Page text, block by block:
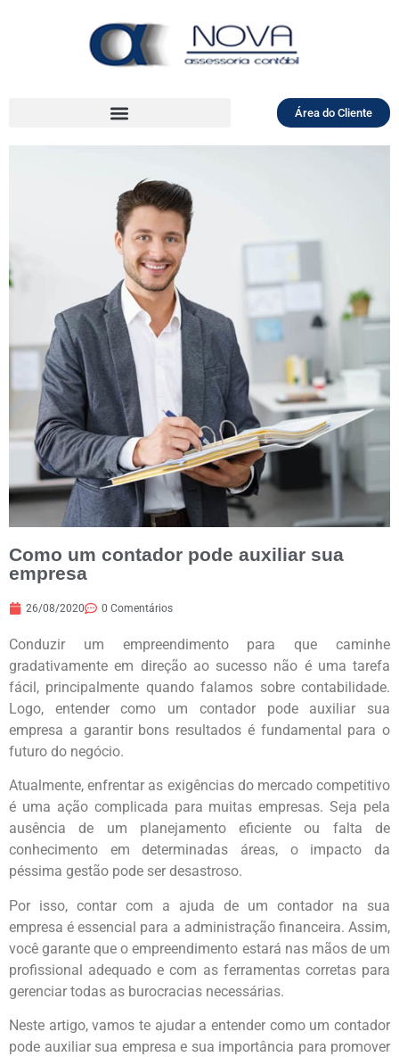
Área do Cliente
Como um contador pode auxiliar sua
empresa
26/08/2020 0 Comentários
Conduzir um empreendimento para que caminhe
gradativamente em direção ao sucesso não é uma tarefa
fácil, principalmente quando falamos sobre contabilidade.
Logo, entender como um contador pode auxiliar sua
empresa a garantir bons resultados é fundamental para o
futuro do negócio.
Atualmente, enfrentar as exigências do mercado competitivo
é uma ação complicada para muitas empresas. Seja pela
ausência de um planejamento eficiente ou falta de
conhecimento em determinadas áreas, o impacto da
péssima gestão pode ser desastroso.
Por isso, contar com a ajuda de um contador na sua
empresa é essencial para a administração financeira. Assim,
você garante que o empreendimento estará nas mãos de um
profissional adequado e com as ferramentas corretas para
gerenciar todas as burocracias necessárias.
Neste artigo, vamos te ajudar a entender como um contador
pode auxiliar sua empresa e sua importância para promover